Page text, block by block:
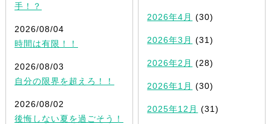
手！？
2026/08/04
時間は有限！！
2026/08/03
自分の限界を超えろ！！
2026/08/02
後悔しない夏を過ごそう！
2026年4月 (30)
2026年3月 (31)
2026年2月 (28)
2026年1月 (30)
2025年12月 (31)